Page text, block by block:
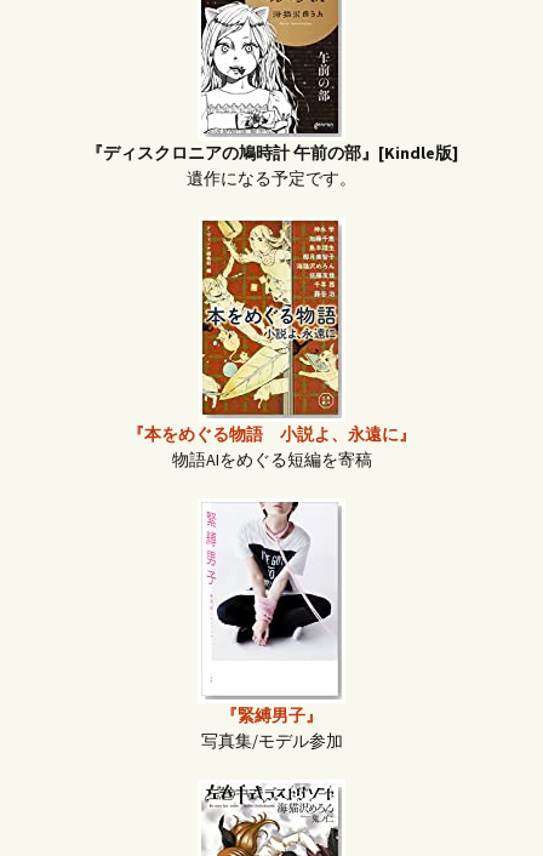
『ディスクロニアの鳩時計 午前の部』[Kindle版]
遺作になる予定です。
『本をめぐる物語 小説よ、永遠に』
物語AIをめぐる短編を寄稿
『緊縛男子』
写真集/モデル参加